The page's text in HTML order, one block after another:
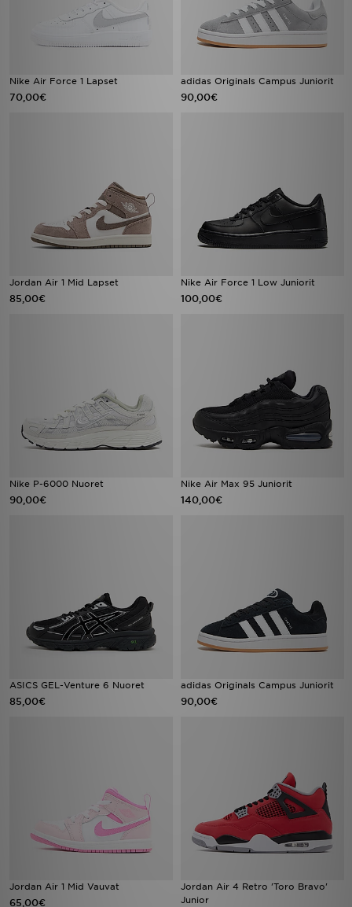
Nike Air Force 1 Lapset
70,00€
adidas Originals Campus Juniorit
90,00€
Jordan Air 1 Mid Lapset
85,00€
Nike Air Force 1 Low Juniorit
100,00€
Nike P-6000 Nuoret
90,00€
Nike Air Max 95 Juniorit
140,00€
ASICS GEL-Venture 6 Nuoret
85,00€
adidas Originals Campus Juniorit
90,00€
Jordan Air 1 Mid Vauvat
65,00€
Jordan Air 4 Retro 'Toro Bravo'
Junior